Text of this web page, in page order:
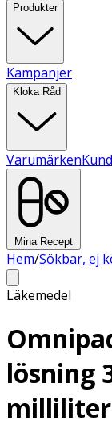
Produkter
Kampanjer
Kloka Råd
Varumärken
Mina Recept
Hem/Sökbar, ej
Läkemedel
lösning
milliliter